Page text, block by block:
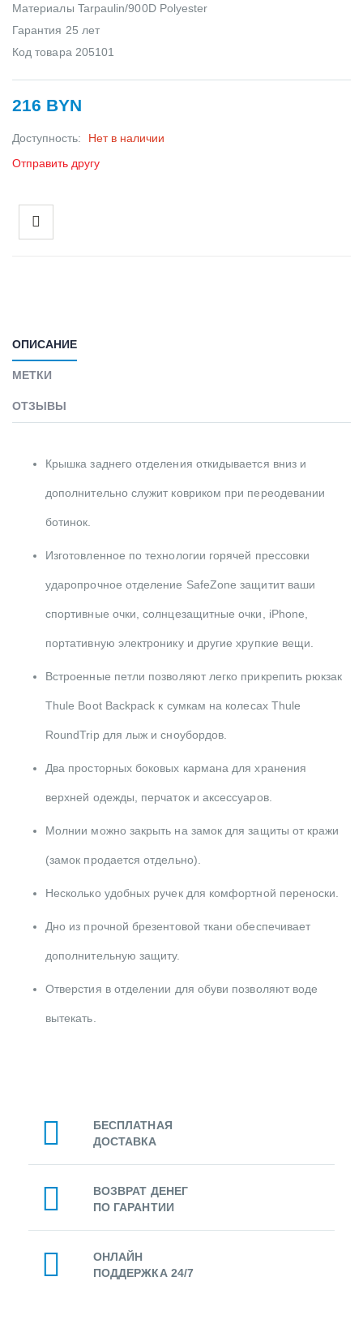
Материалы Tarpaulin/900D Polyester
Гарантия 25 лет
Код товара 205101
216 BYN
Доступность:
Нет в наличии
Отправить другу
ОПИСАНИЕ
МЕТКИ
ОТЗЫВЫ
Крышка заднего отделения откидывается вниз и
дополнительно служит ковриком при переодевании
ботинок.
Изготовленное по технологии горячей прессовки
ударопрочное отделение SafeZone защитит ваши
спортивные очки, солнцезащитные очки, iPhone,
портативную электронику и другие хрупкие вещи.
Встроенные петли позволяют легко прикрепить рюкзак
Thule Boot Backpack к сумкам на колесах Thule
RoundTrip для лыж и сноубордов.
Два просторных боковых кармана для хранения
верхней одежды, перчаток и аксессуаров.
Молнии можно закрыть на замок для защиты от кражи
(замок продается отдельно).
Несколько удобных ручек для комфортной переноски.
Дно из прочной брезентовой ткани обеспечивает
дополнительную защиту.
Отверстия в отделении для обуви позволяют воде
вытекать.
БЕСПЛАТНАЯ
ДОСТАВКА
ВОЗВРАТ ДЕНЕГ
ПО ГАРАНТИИ
ОНЛАЙН
ПОДДЕРЖКА 24/7